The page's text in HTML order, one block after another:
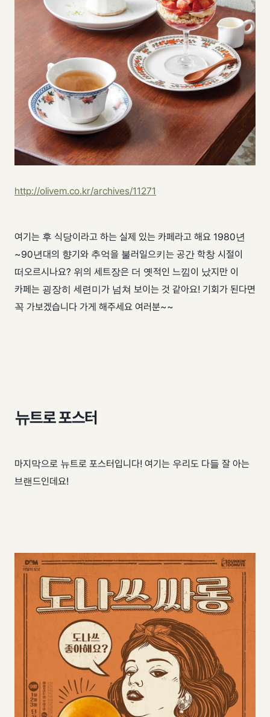
http://olivem.co.kr/archives/11271
여기는 후 식당이라고 하는 실제 있는 카페라고 해요 1980년
~90년대의 향기와 추억을 불러일으키는 공간 학창 시절이
떠오르시나요? 위의 세트장은 더 옛적인 느낌이 났지만 이
카페는 굉장히 세련미가 넘쳐 보이는 것 같아요! 기회가 된다면
꼭 가보겠습니다 가게 해주세요 여러분~~
뉴트로 포스터
마지막으로 뉴트로 포스터입니다! 여기는 우리도 다들 잘 아는
브랜드인데요!